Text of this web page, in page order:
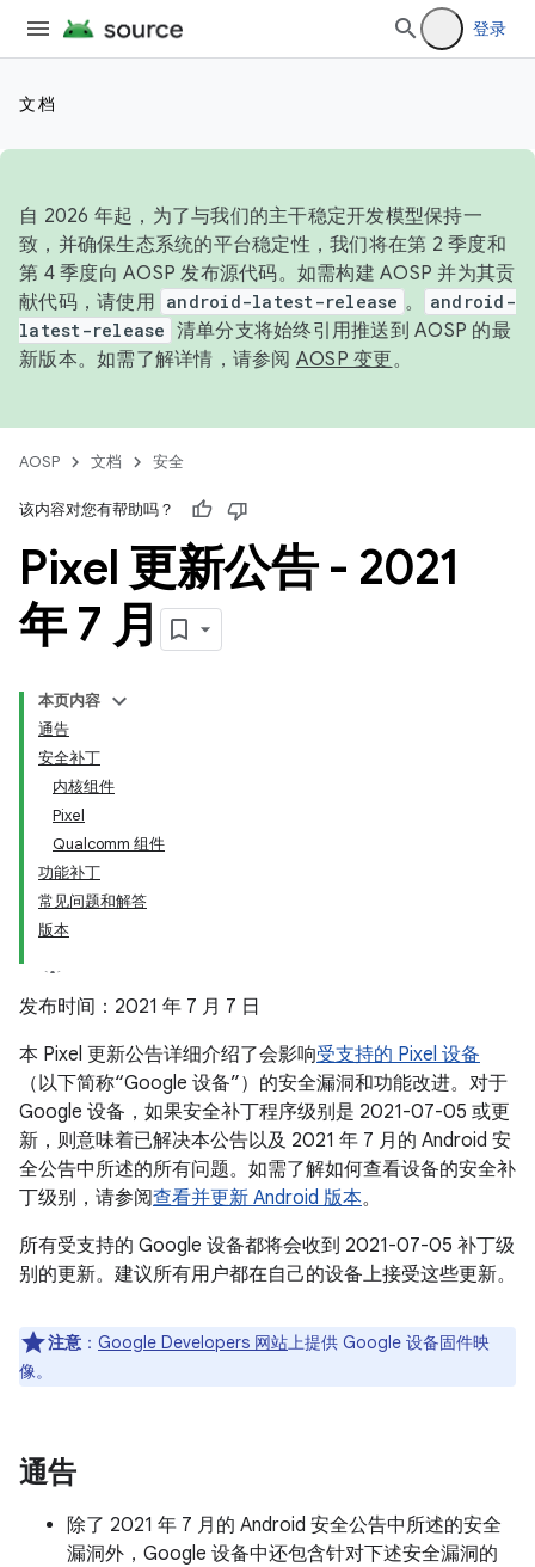
登录
文档
自 2026 年起，为了与我们的主干稳定开发模型保持一
致，并确保生态系统的平台稳定性，我们将在第 2 季度和
第 4 季度向 AOSP 发布源代码。如需构建 AOSP 并为其贡
献代码，请使用 android-latest-release 。
android-
latest-release 清单分支将始终引用推送到 AOSP 的最
新版本。如需了解详情，请参阅 AOSP 变更。
AOSP 文档 安全
该内容对您有帮助吗？
Pixel 更新公告 - 2021
年 7 月
本页内容
通告
安全补丁
内核组件
Pixel
Qualcomm 组件
功能补丁
常见问题和解答
版本
发布时间：2021 年 7 月 7 日
本 Pixel 更新公告详细介绍了会影响受支持的 Pixel 设备
（以下简称“Google 设备”）的安全漏洞和功能改进。对于
Google 设备，如果安全补丁程序级别是 2021-07-05 或更
新，则意味着已解决本公告以及 2021 年 7 月的 Android 安
全公告中所述的所有问题。如需了解如何查看设备的安全补
丁级别，请参阅查看并更新 Android 版本。
所有受支持的 Google 设备都将会收到 2021-07-05 补丁级
别的更新。建议所有用户都在自己的设备上接受这些更新。
注意 ： Google Developers 网站上提供 Google 设备固件映
像。
通告
除了 2021 年 7 月的 Android 安全公告中所述的安全
漏洞外，Google 设备中还包含针对下述安全漏洞的